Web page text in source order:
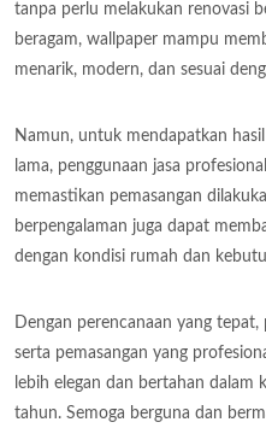
tanpa perlu melakukan renovasi
beragam, wallpaper mampu
menarik, modern, dan sesuai
Namun, untuk mendapatkan
lama, penggunaan jasa
memastikan pemasangan
berpengalaman juga dapat
dengan kondisi rumah dan
Dengan perencanaan yang
serta pemasangan yang
lebih elegan dan bertahan dalam
tahun. Semoga berguna dan